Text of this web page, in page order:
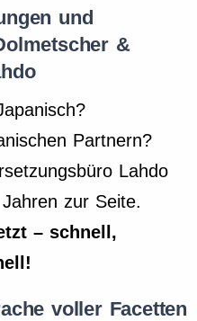
und
&
Partnern?
Lahdo
zur Seite.
– schnell,
voller Facetten